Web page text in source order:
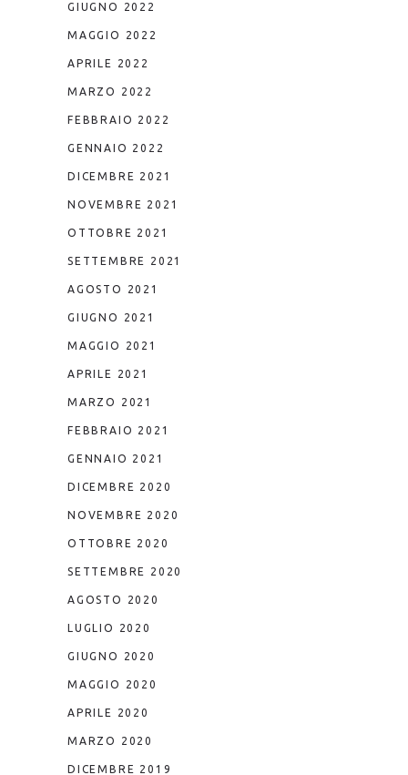
GIUGNO 2022
MAGGIO 2022
APRILE 2022
MARZO 2022
FEBBRAIO 2022
GENNAIO 2022
DICEMBRE 2021
NOVEMBRE 2021
OTTOBRE 2021
SETTEMBRE 2021
AGOSTO 2021
GIUGNO 2021
MAGGIO 2021
APRILE 2021
MARZO 2021
FEBBRAIO 2021
GENNAIO 2021
DICEMBRE 2020
NOVEMBRE 2020
OTTOBRE 2020
SETTEMBRE 2020
AGOSTO 2020
LUGLIO 2020
GIUGNO 2020
MAGGIO 2020
APRILE 2020
MARZO 2020
DICEMBRE 2019